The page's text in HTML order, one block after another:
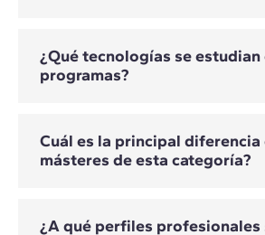
No todos los programas requieren
¿Qué tecnologías se estudian
programas?
Las tecnologías varían según el
de decisiones.
Cuál es la principal diferencia
másteres de esta categoría?
¿A qué perfiles profesionales